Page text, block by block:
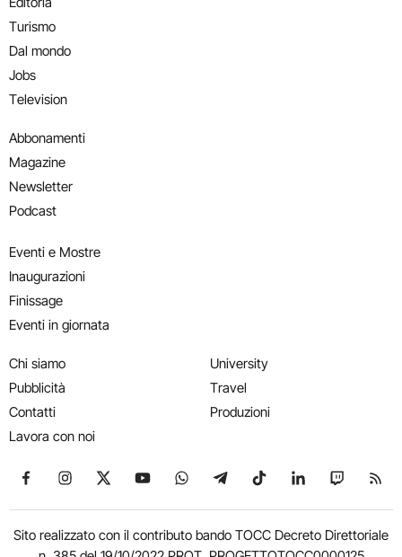
Turismo
Dal mondo
Jobs
Television
Abbonamenti
Magazine
Newsletter
Podcast
Eventi e Mostre
Inaugurazioni
Finissage
Eventi in giornata
Chi siamo
Pubblicità
Contatti
Lavora con noi
University
Travel
Produzioni
Seguici su Facebook
Seguici su Instagram
Seguici su X
Seguici su YouTube
Seguici su WhatsApp
Seguici su Telegram
Seguici su TikTok
Seguici su
Seguici
Sito realizzato con il contributo bando TOCC Decreto Direttoriale